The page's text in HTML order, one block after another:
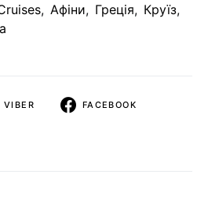
, Афіни, Греція, Круїз,
VIBER FACEBOOK